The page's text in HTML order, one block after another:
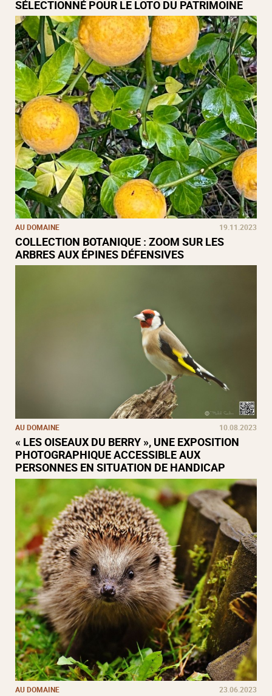
SÉLECTIONNÉ POUR LE LOTO DU PATRIMOINE
AU DOMAINE 19.11.2023
COLLECTION BOTANIQUE : ZOOM SUR LES
ARBRES AUX ÉPINES DÉFENSIVES
AU DOMAINE 10.08.2023
« LES OISEAUX DU BERRY », UNE EXPOSITION
PHOTOGRAPHIQUE ACCESSIBLE AUX
PERSONNES EN SITUATION DE HANDICAP
AU DOMAINE 23.06.2023